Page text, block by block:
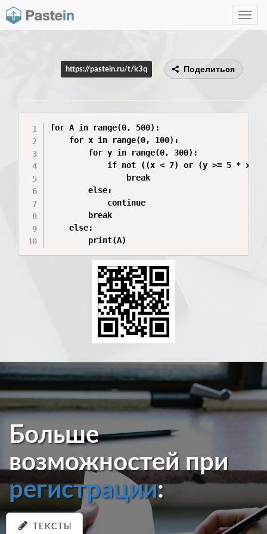
Toggle
https://pastein.ru/t/k3q Поделиться
for A in range(0, 500):
    for x in range(0, 100):
        for y in range(0, 300):
if not ((x < 7) or (y >= 5 * x +
                break
        else:
            continue
        break
    else:
Больше
возможностей при
регистрации:
ТЕКСТЫ